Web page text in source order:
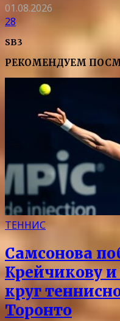
01.08.2026
28
SB3
РЕКОМЕНДУЕМ
ТЕННИС
Самсонова
Крейчикову
круг
Торонто